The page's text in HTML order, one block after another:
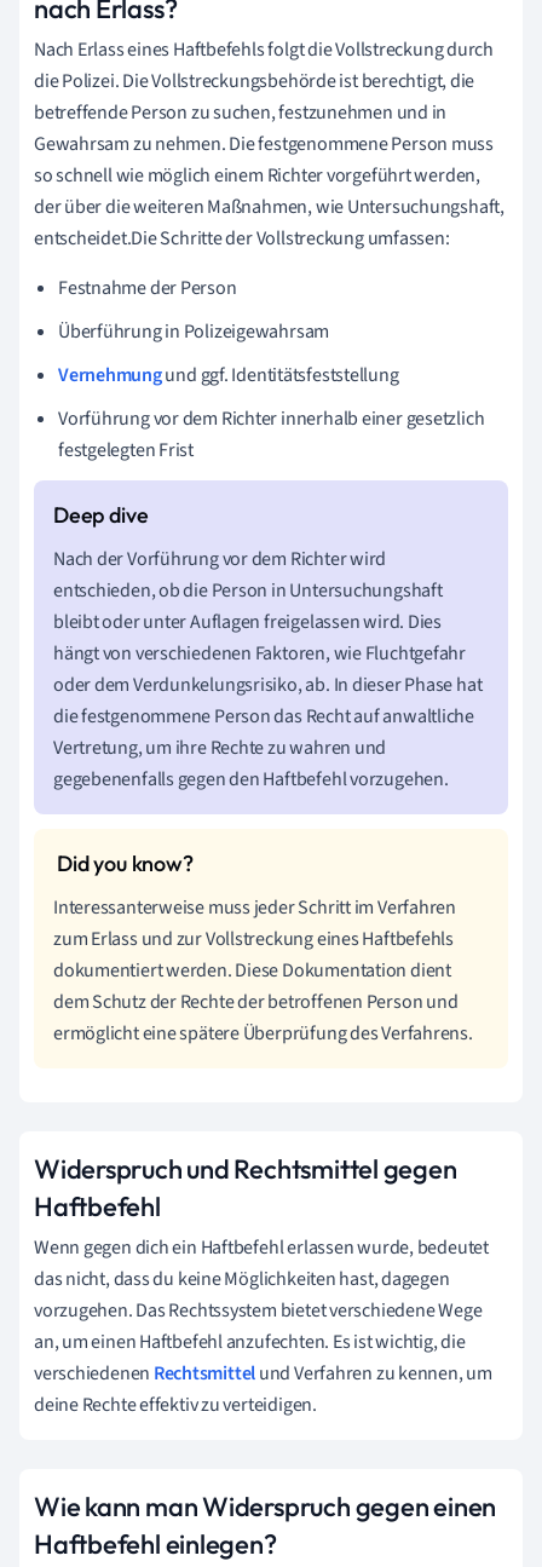
nach Erlass?
Nach Erlass eines Haftbefehls folgt die Vollstreckung durch
die Polizei. Die Vollstreckungsbehörde ist berechtigt, die
betreffende Person zu suchen, festzunehmen und in
Gewahrsam zu nehmen. Die festgenommene Person muss
so schnell wie möglich einem Richter vorgeführt werden,
der über die weiteren Maßnahmen, wie Untersuchungshaft,
entscheidet.Die Schritte der Vollstreckung umfassen:
Festnahme der Person
Überführung in Polizeigewahrsam
Vernehmungund ggf. Identitätsfeststellung
Vorführung vor dem Richter innerhalb einer gesetzlich
festgelegten Frist
Nach der Vorführung vor dem Richter wird
entschieden, ob die Person in Untersuchungshaft
bleibt oder unter Auflagen freigelassen wird. Dies
hängt von verschiedenen Faktoren, wie Fluchtgefahr
oder dem Verdunkelungsrisiko, ab. In dieser Phase hat
die festgenommene Person das Recht auf anwaltliche
Vertretung, um ihre Rechte zu wahren und
gegebenenfalls gegen den Haftbefehl vorzugehen.
Interessanterweise muss jeder Schritt im Verfahren
zum Erlass und zur Vollstreckung eines Haftbefehls
dokumentiert werden. Diese Dokumentation dient
dem Schutz der Rechte der betroffenen Person und
ermöglicht eine spätere Überprüfung des Verfahrens.
Widerspruch und Rechtsmittel gegen
Haftbefehl
Wenn gegen dich ein Haftbefehl erlassen wurde, bedeutet
das nicht, dass du keine Möglichkeiten hast, dagegen
vorzugehen. Das Rechtssystem bietet verschiedene Wege
an, um einen Haftbefehl anzufechten. Es ist wichtig, die
verschiedenen Rechtsmittelund Verfahren zu kennen, um
deine Rechte effektiv zu verteidigen.
Wie kann man Widerspruch gegen einen
Haftbefehl einlegen?